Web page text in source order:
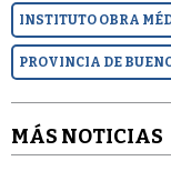
INSTITUTO OBRA
PROVINCIA DE
MÁS NOTICIAS